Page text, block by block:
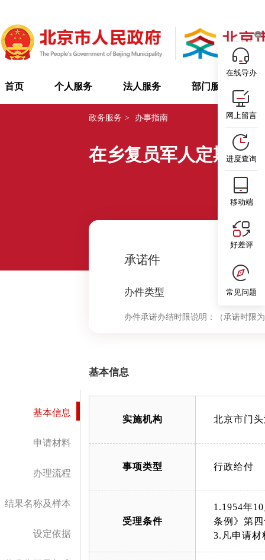
首页 个人服务 法人服务 部门服务
政务服务 > 办事指南
在乡复员军人定期生
承诺件
办件类型 到现场次
办件承诺办结时限说明： （承诺时限
基本信息
申请材料
办理流程
结果名称及样本
设定依据
基本信息
实施机构 北京市门
事项类型 行政给付
受理条件
1.1954年
条例》第
3.凡申请材
在线导办
网上留言
进度查询
移动端
好差评
常见问题